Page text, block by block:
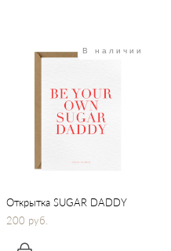
В наличии
Открытка SUGAR DADDY
200 pуб.